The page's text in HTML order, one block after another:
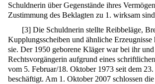
Schuldnerin über Gegenstände ihres
Zustimmung des Beklagten zu 1. wirksam
[3] Die Schuldnerin stellte Reibbeläge,
Kupplungsscheiben und ähnliche Erzeugnisse
sie. Der 1950 geborene Kläger war bei ihr
Rechtsvorgängerin aufgrund eines
vom 5. Februar/18. Oktober 1973 seit dem
beschäftigt. Am 1. Oktober 2007 schlossen